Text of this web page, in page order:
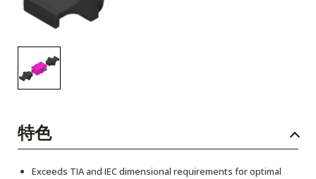
订阅
特色
Exceeds TIA and IEC dimensional requirements for optimal